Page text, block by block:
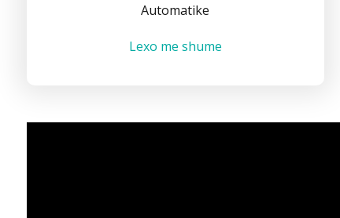
Automatike
Lexo me shume